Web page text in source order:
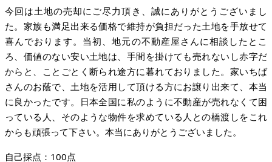
今回は土地の売却にご尽力頂き、誠にありがとうございまし
た。家族も満足出来る価格で維持が負担だった土地を手放せて
喜んでおります。当初、地元の不動産屋さんに相談したとこ
ろ、価値のない安い土地は、手間を掛けても売れないし赤字だ
からと、ことごとく断られ途方に暮れておりました。家いちば
さんのお蔭で、土地を活用して頂ける方にお譲り出来て、本当
に良かったです。日本全国に私のように不動産が売れなくて困
っている人、そのような物件を求めている人との橋渡しをこれ
からも頑張って下さい。本当にありがとうございました。
自己採点：100点